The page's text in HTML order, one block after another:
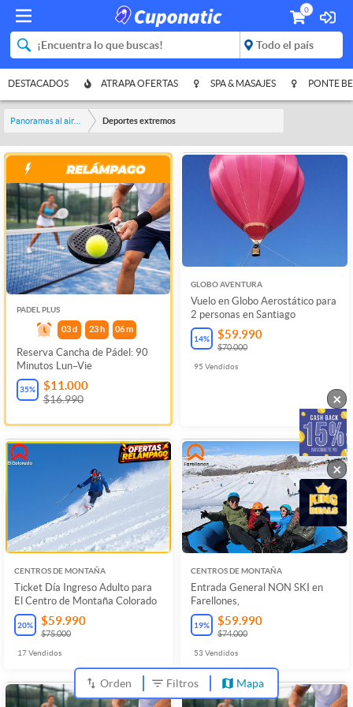
0
DESTACADOS ATRAPA OFERTAS SPA & MASAJES PONTE
Panoramas al aire libre Deportes extremos
PADEL PLUS
03 d 23 h 06m
Reserva Cancha de Pádel: 90
Minutos Lun–Vie
35% $11.000
$16.990
GLOBO AVENTURA
Vuelo en Globo Aerostático para
2 personas en Santiago
14% $59.990
$70.000
95 Vendidos
CENTROS DE MONTAÑA
Ticket Día Ingreso Adulto para
El Centro de Montaña Colorado
20% $59.990
$75.000
17Vendidos
CENTROS DE MONTAÑA
Entrada General NON SKI en
Farellones,
19% $59.990
$74.000
53Vendidos
Orden Filtros Mapa
×
×